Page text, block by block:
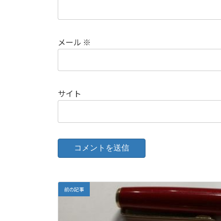
メール ※
サイト
前の記事